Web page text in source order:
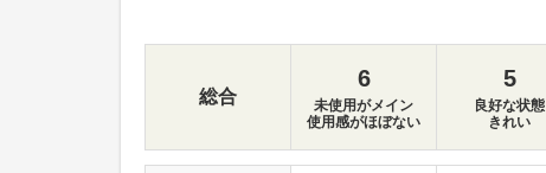
総合
6
未使用がメイン
使用感がほぼない
5
良好な状態
きれい